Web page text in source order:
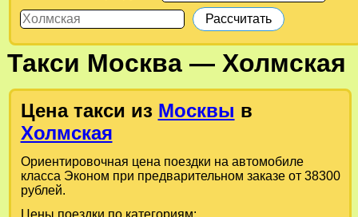
Такси Москва— Холмская
Цена такси из Москвы в
Холмская
Ориентировочная цена поездки на автомобиле
класса Эконом при предварительном заказе от 38300
рублей.